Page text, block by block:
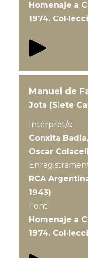
Homenaje a
1974.
Manuel de
Jota (Siete
Intèrpret/s:
Conxita
Oscar
RCA
1943)
Font:
Homenaje a
1974.